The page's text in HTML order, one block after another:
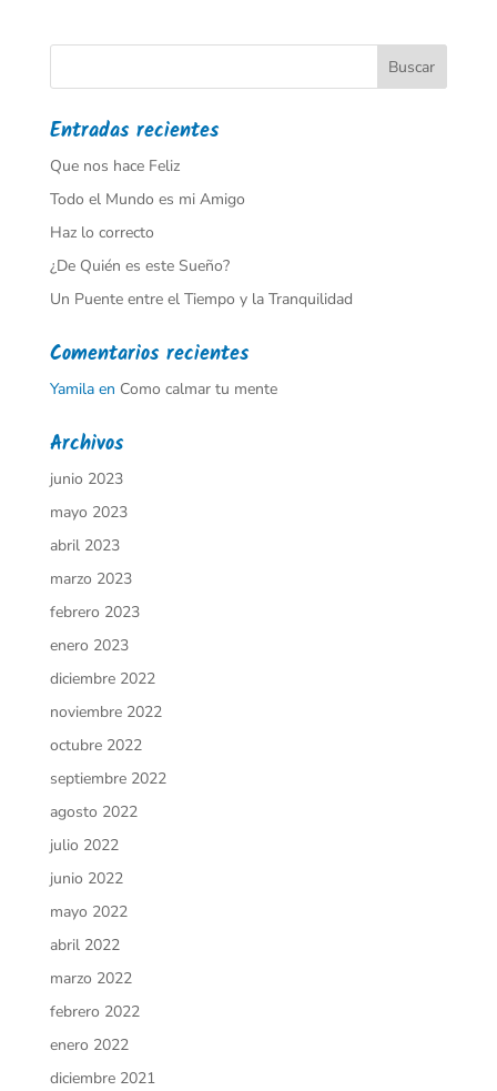
Entradas recientes
Que nos hace Feliz
Todo el Mundo es mi Amigo
Haz lo correcto
¿De Quién es este Sueño?
Un Puente entre el Tiempo y la Tranquilidad
Comentarios recientes
Yamilaen Como calmar tu mente
Archivos
junio 2023
mayo 2023
abril 2023
marzo 2023
febrero 2023
enero 2023
diciembre 2022
noviembre 2022
octubre 2022
septiembre 2022
agosto 2022
julio 2022
junio 2022
mayo 2022
abril 2022
marzo 2022
febrero 2022
enero 2022
diciembre 2021